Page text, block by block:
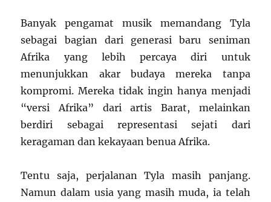
Banyak pengamat musik memandang Tyla
sebagai bagian dari generasi baru seniman
Afrika yang lebih percaya diri untuk
menunjukkan akar budaya mereka tanpa
kompromi. Mereka tidak ingin hanya menjadi
“versi Afrika” dari artis Barat, melainkan
berdiri sebagai representasi sejati dari
keragaman dan kekayaan benua Afrika.
Tentu saja, perjalanan Tyla masih panjang.
Namun dalam usia yang masih muda, ia telah